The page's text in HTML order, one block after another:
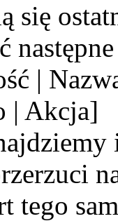
się
|
| Akcja]
tego